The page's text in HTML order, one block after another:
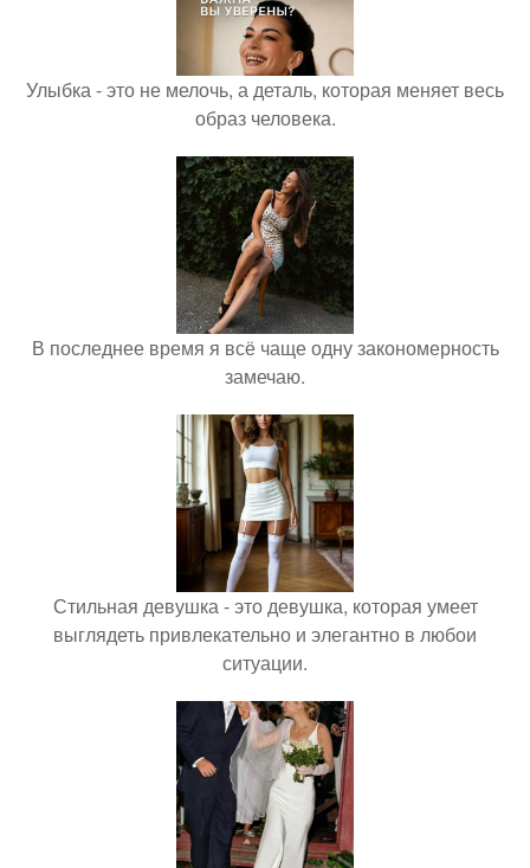
Улыбка - это не мелочь, а деталь, которая меняет весь
образ человека.
В последнее время я всё чаще одну закономерность
замечаю.
Стильная девушка - это девушка, которая умеет
выглядеть привлекательно и элегантно в любои
ситуации.